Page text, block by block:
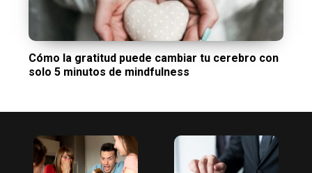
Cómo la gratitud puede cambiar tu cerebro con
solo 5 minutos de mindfulness